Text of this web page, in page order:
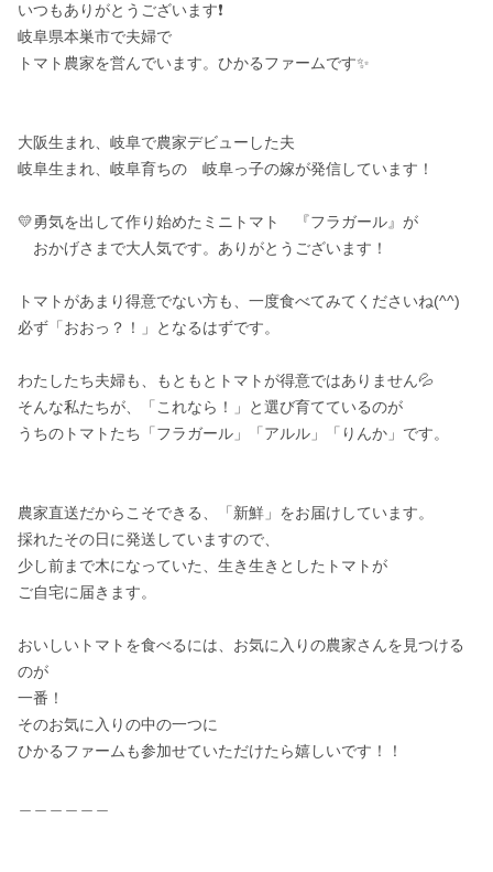
いつもありがとうございます❗️
岐阜県本巣市で夫婦で
トマト農家を営んでいます。ひかるファームです✨
大阪生まれ、岐阜で農家デビューした夫
岐阜生まれ、岐阜育ちの　岐阜っ子の嫁が発信しています！
💛勇気を出して作り始めたミニトマト　『フラガール』が
おかげさまで大人気です。ありがとうございます！
トマトがあまり得意でない方も、一度食べてみてくださいね(^^)
必ず「おおっ？！」となるはずです。
わたしたち夫婦も、もともとトマトが得意ではありません💦
そんな私たちが、「これなら！」と選び育てているのが
うちのトマトたち「フラガール」「アルル」「りんか」です。
農家直送だからこそできる、「新鮮」をお届けしています。
採れたその日に発送していますので、
少し前まで木になっていた、生き生きとしたトマトが
ご自宅に届きます。
おいしいトマトを食べるには、お気に入りの農家さんを見つける
のが
一番！
そのお気に入りの中の一つに
ひかるファームも参加せていただけたら嬉しいです！！